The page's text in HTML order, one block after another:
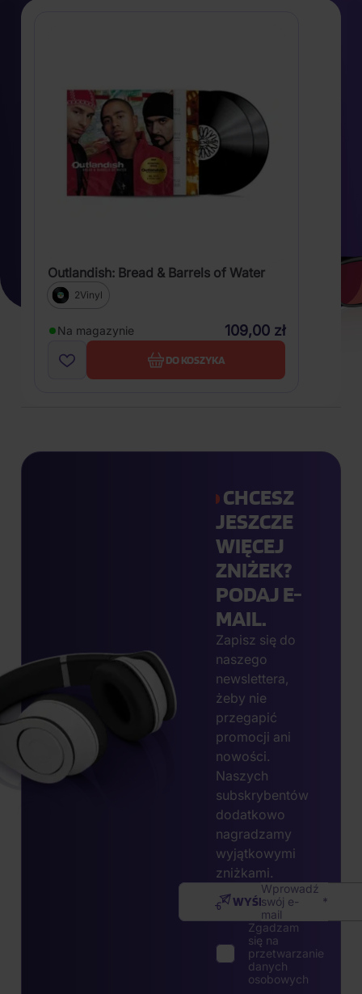
Outlandish: Bread & Barrels of Water
2Vinyl
Na magazynie 109,00 zł
DO KOSZYKA
CHCESZ
JESZCZE
WIĘCEJ
ZNIŻEK?
PODAJ E-
MAIL.
Zapisz się do
naszego
newslettera,
żeby nie
przegapić
promocji ani
nowości.
Naszych
subskrybentów
dodatkowo
nagradzamy
wyjątkowymi
zniżkami.
Wprowadź
swój e-
mail
WYŚLIJ
Zgadzam
się na
przetwarzanie
danych
osobowych